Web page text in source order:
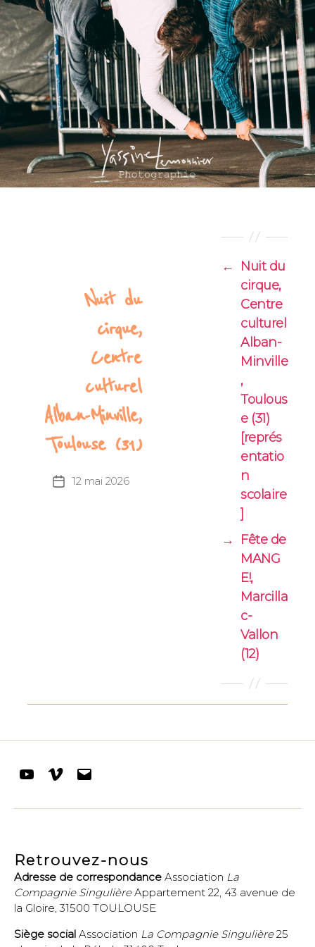
Nuit du
cirque,
Centre
culturel
Alban-Minville,
Toulouse (31)
Date12 mai 2026
←
Nuit du
cirque,
Centre
culturel
Alban-
Minville
,
Toulous
e (31)
[représ
entatio
n
scolaire
]
→
Fête de
MANG
E!,
Marcilla
c-
Vallon
(12)
YoutubeVimeo
E-
Retrouvez-nous
Adresse de correspondance Association La
Compagnie SingulièreAppartement 22, 43 avenue de
la Gloire, 31500 TOULOUSE
Siège social Association La Compagnie Singulière25